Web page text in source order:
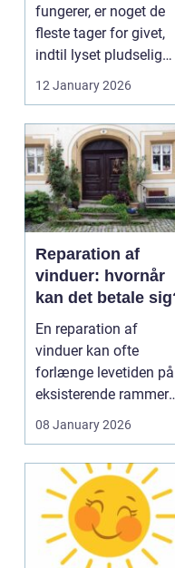
fungerer, er noget de
fleste tager for givet,
indtil lyset pludselig
går, el...
12 January 2026
Reparation af
vinduer: hvornår
kan det betale
En reparation af
vinduer kan ofte
forlænge levetiden på
eksisterende rammer
og glas med ...
08 January 2026